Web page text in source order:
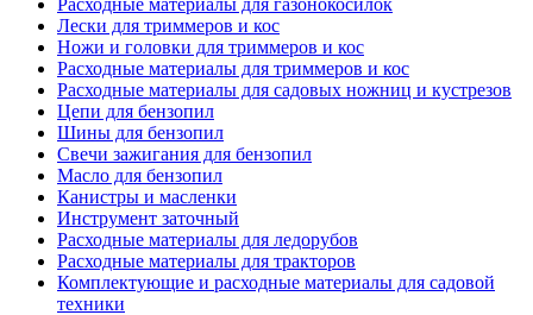
Расходные материалы для газонокосилок
Лески для триммеров и кос
Ножи и головки для триммеров и кос
Расходные материалы для триммеров и кос
Расходные материалы для садовых ножниц и кустрезов
Цепи для бензопил
Шины для бензопил
Свечи зажигания для бензопил
Масло для бензопил
Канистры и масленки
Инструмент заточный
Расходные материалы для ледорубов
Расходные материалы для тракторов
Комплектующие и расходные материалы для садовой
техники